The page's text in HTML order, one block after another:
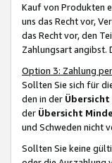
Kauf von Produkten
uns das Recht vor,
das Recht vor, den
Zahlungsart angibst.
Option 3: Zahlung
Sollten Sie sich für
den in der
der Übersicht
und Schweden nicht
Sollten Sie keine